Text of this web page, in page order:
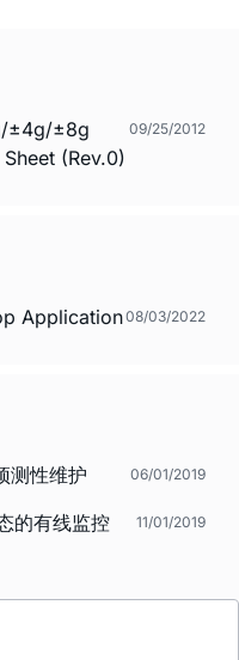
±4g/±8g
(Rev.0)
09/25/2012
Application08/03/2022
测性维护 06/01/2019
的有线监控
11/01/2019